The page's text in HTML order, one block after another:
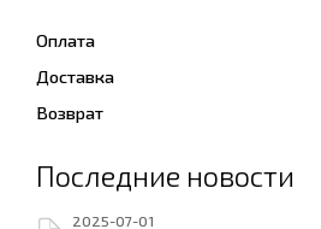
Оплата
Доставка
Возврат
Последние новости
2025-07-01